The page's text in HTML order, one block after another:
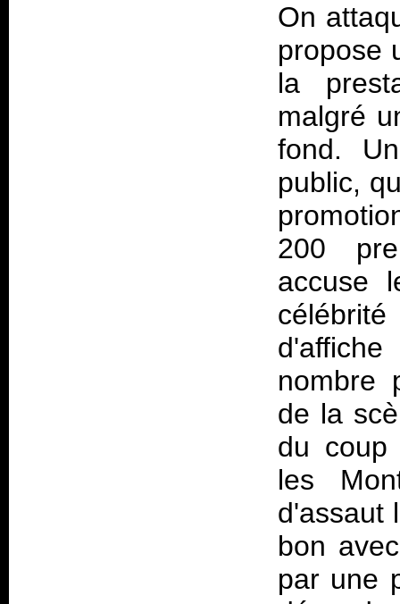
On
propose
la
malgré
fond.
public,
200
accuse
nombre
de la
du coup
les
d'assaut
bon
par une